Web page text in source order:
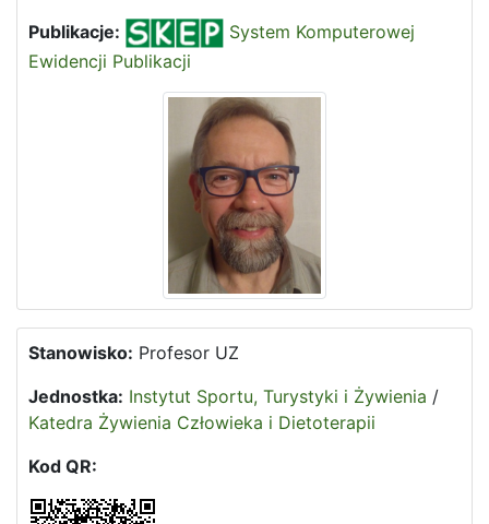
Publikacje:
System Komputerowej
Ewidencji Publikacji
Stanowisko: Profesor UZ
Jednostka: Instytut Sportu, Turystyki i Żywienia /
Katedra Żywienia Człowieka i Dietoterapii
Kod QR: